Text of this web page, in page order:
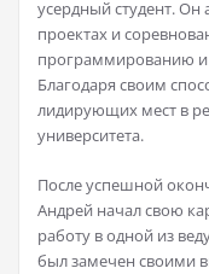
усердный студент. Он
проектах и
программированию
Благодаря своим
лидирующих мест в
университета.
После успешной
Андрей начал свою
работу в одной из
был замечен своими